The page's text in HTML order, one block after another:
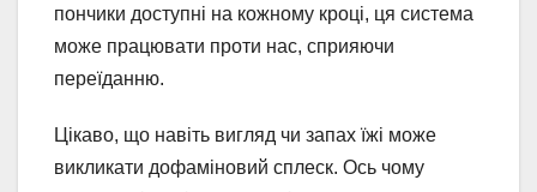
пончики доступні на кожному кроці, ця система
може працювати проти нас, сприяючи
переїданню.
Цікаво, що навіть вигляд чи запах їжі може
викликати дофаміновий сплеск. Ось чому